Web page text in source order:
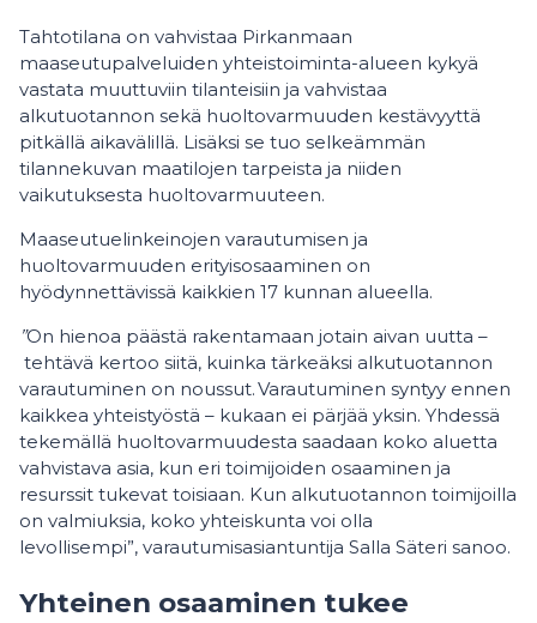
Tahtotilana on vahvistaa Pirkanmaan
maaseutupalveluiden yhteistoiminta-alueen kykyä
vastata muuttuviin tilanteisiin ja vahvistaa
alkutuotannon sekä huoltovarmuuden kestävyyttä
pitkällä aikavälillä. Lisäksi se tuo selkeämmän
tilannekuvan maatilojen tarpeista ja niiden
vaikutuksesta huoltovarmuuteen.
Maaseutuelinkeinojen varautumisen ja
huoltovarmuuden erityisosaaminen on
hyödynnettävissä kaikkien 17 kunnan alueella.
”On hienoa päästä rakentamaan jotain aivan uutta –
tehtävä kertoo siitä, kuinka tärkeäksi alkutuotannon
varautuminen on noussut. Varautuminen syntyy ennen
kaikkea yhteistyöstä – kukaan ei pärjää yksin. Yhdessä
tekemällä huoltovarmuudesta saadaan koko aluetta
vahvistava asia, kun eri toimijoiden osaaminen ja
resurssit tukevat toisiaan. Kun alkutuotannon toimijoilla
on valmiuksia, koko yhteiskunta voi olla
levollisempi”, varautumisasiantuntija Salla Säteri sanoo.
Yhteinen osaaminen tukee